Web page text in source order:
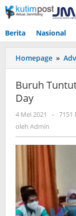
Lewati
ke
Berita Nasional
Homepage »
Buruh
Day
4 Mei 2021
oleh
- 7151
oleh Admin